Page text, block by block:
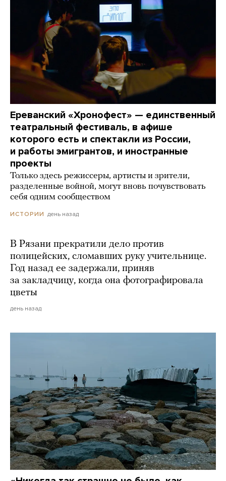
Ереванский «Хронофест» — единственный
театральный фестиваль, в афише
которого есть и спектакли из России,
и работы эмигрантов, и иностранные
проекты
Только здесь режиссеры, артисты и зрители,
разделенные войной, могут вновь почувствовать
себя одним сообществом
ИСТОРИИ день назад
В Рязани прекратили дело против
полицейских, сломавших руку учительнице.
Год назад ее задержали, приняв
за закладчицу, когда она фотографировала
цветы
день назад